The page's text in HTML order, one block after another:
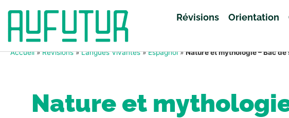
Révisions Orientation
Accueil»Révisions»Langues Vivantes»Espagnol»Nature et mythologie – Bac
Nature et